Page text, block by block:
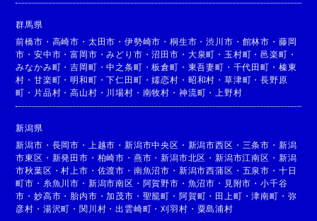
群馬県
前橋市 ・ 高崎市 ・ 太田市 ・伊勢崎市 ・桐生市 ・渋川市 ・ 館林市 ・ 藤岡
市 ・安中市 ・富岡市 ・みどり市 ・沼田市 ・ 大泉町 ・ 玉村町 ・邑楽町 ・
みなかみ町 ・吉岡町 ・中之条町 ・板倉町 ・ 東吾妻町 ・ 千代田町 ・ 榛東
村 ・甘楽町 ・明和町 ・下仁田町 ・嬬恋村 ・ 昭和村 ・ 草津町 ・長野原
町 ・ 片品村 ・高山村 ・ 川場村 ・ 南牧村 ・ 神流町 ・ 上野村
新潟県
新潟市 ・ 長岡市 ・ 上越市 ・新潟市中央区 ・ 新潟市西区 ・ 三条市 ・ 新潟
市東区 ・ 新発田市 ・ 柏崎市 ・ 燕市 ・新潟市北区 ・新潟市江南区 ・ 新潟
市秋葉区 ・村上市 ・ 佐渡市 ・ 南魚沼市 ・ 新潟市西蒲区 ・ 五泉市 ・ 十日
町市 ・ 糸魚川市 ・ 新潟市南区 ・ 阿賀野市 ・ 魚沼市 ・ 見附市 ・小千谷
市 ・妙高市 ・ 胎内市 ・加茂市 ・ 聖籠町 ・ 阿賀町 ・ 田上町 ・津南町 ・ 弥
彦村 ・ 湯沢町 ・関川村 ・出雲崎町 ・刈羽村 ・ 粟島浦村